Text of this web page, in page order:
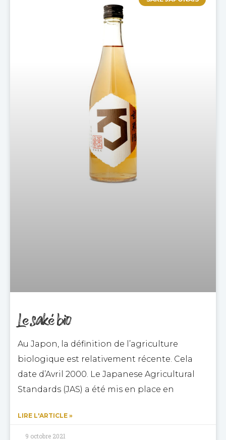
Le saké bio
Au Japon, la définition de l’agriculture
biologique est relativement récente. Cela
date d’Avril 2000. Le Japanese Agricultural
Standards (JAS) a été mis en place en
LIRE L'ARTICLE »
9 octobre 2021